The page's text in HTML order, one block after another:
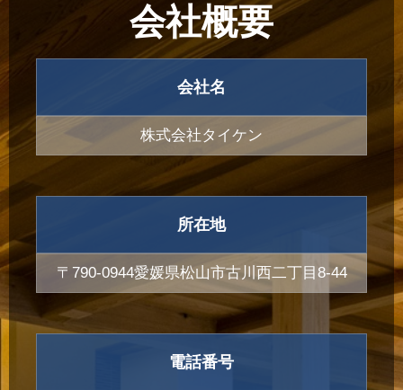
会社概要
会社名
株式会社タイケン
所在地
〒790-0944愛媛県松山市古川西二丁目8-44
電話番号